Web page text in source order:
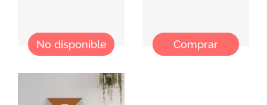
No disponible Comprar